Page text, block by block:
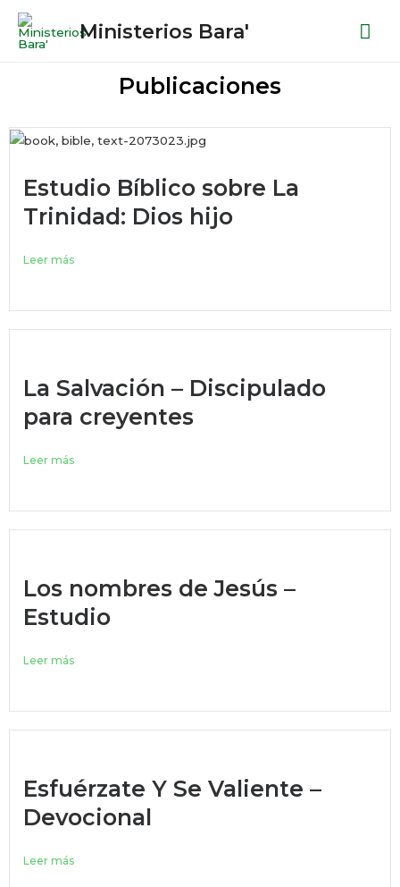
Ministerios Bara'
Publicaciones
Estudio Bíblico sobre La
Trinidad: Dios hijo
Leer más
La Salvación – Discipulado
para creyentes
Leer más
Los nombres de Jesús –
Estudio
Leer más
Esfuérzate Y Se Valiente –
Devocional
Leer más